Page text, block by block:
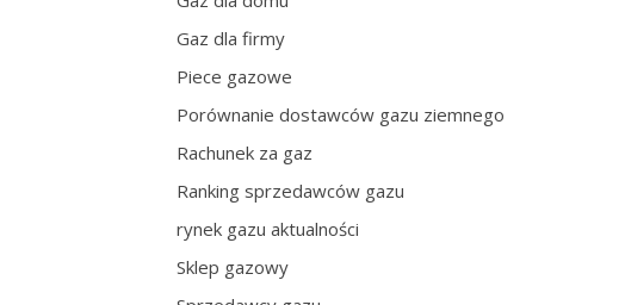
Gaz dla firmy
Piece gazowe
Porównanie dostawców gazu ziemnego
Rachunek za gaz
Ranking sprzedawców gazu
rynek gazu aktualności
Sklep gazowy